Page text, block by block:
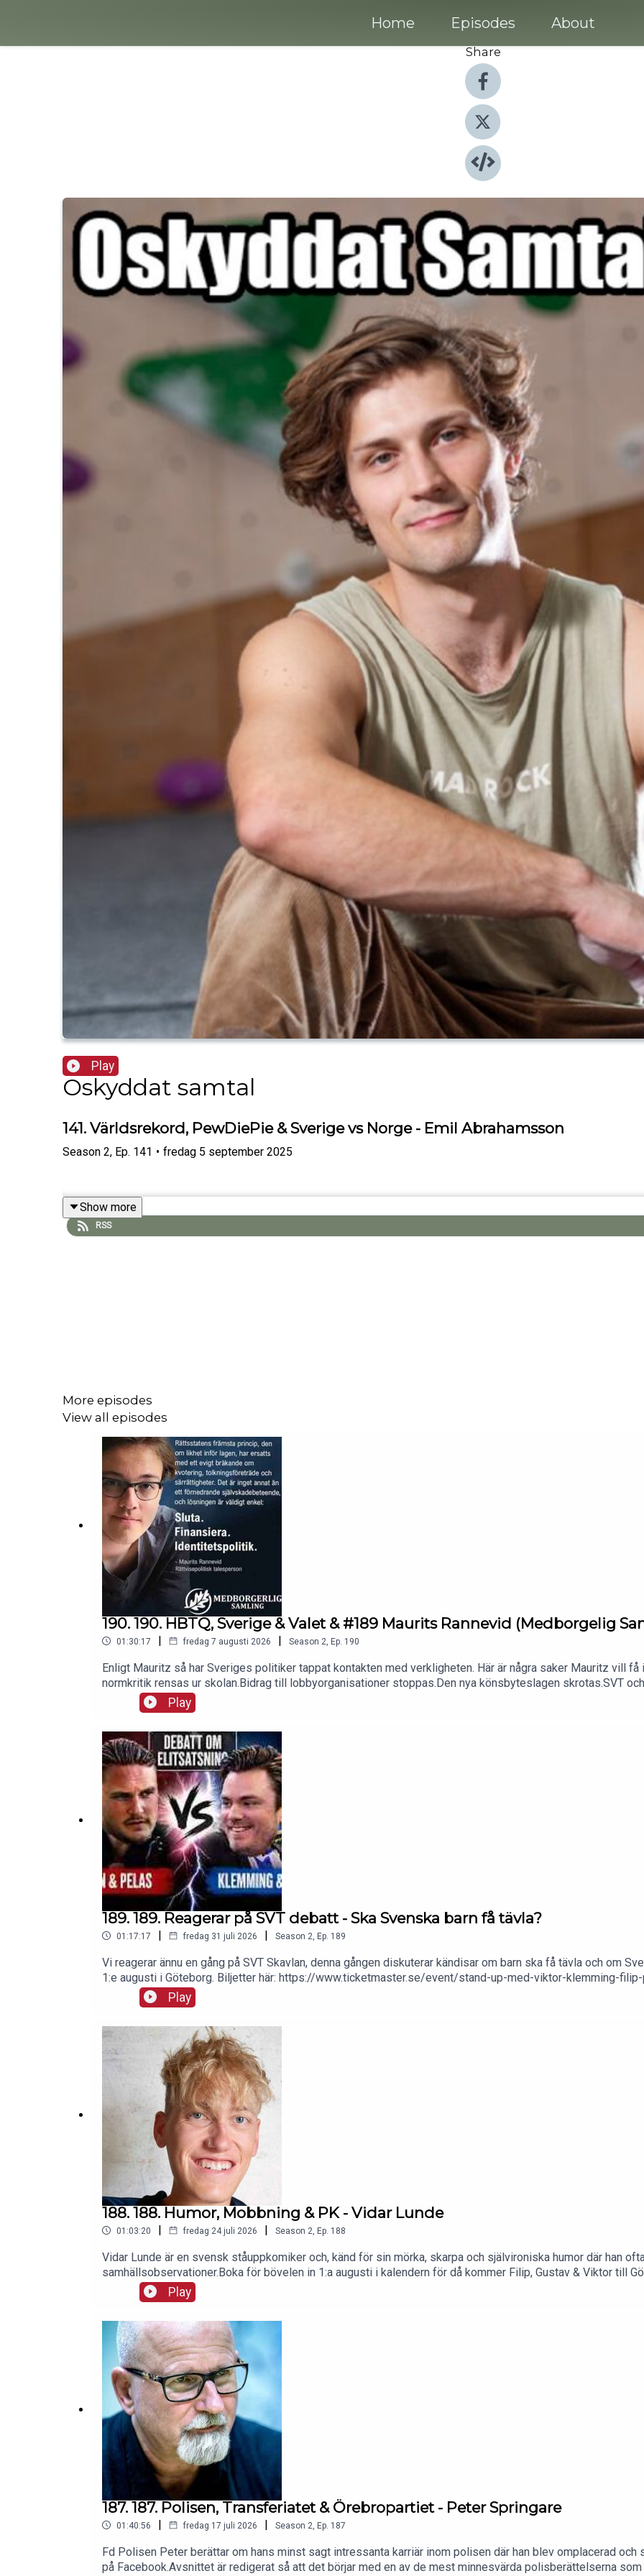
Home Episodes About
Share
Play
Oskyddat samtal
141. Världsrekord, PewDiePie & Sverige vs Norge - Emil Abrahamsson
Season 2, Ep. 141 • fredag 5 september 2025
Show more
RSS
More episodes
View all episodes
190. 190. HBTQ, Sverige & Valet & #189 Maurits Rannevid (Medborgelig
01:30:17 | fredag 7 augusti 2026 | Season 2 Ep. 190
Enligt Mauritz så har Sveriges politiker tappat kontakten med verkligheten. Här är några saker Mauritz vill
normkritik rensas ur skolan.Bidrag till lobbyorganisationer stoppas.Den nya könsbyteslagen skrotas.SVT
stoppas.Finansiering av genusvetenskap avbryts.Vad tyckte du om avsnittet?Vem vill du se som gäst
åtkomst till flera förmåner, bland annat så får du tillgång till avsnitten före alla andra & utan reklam, vi
medier:Gustav:https://www.instagram.com/gustavhardner/https://www.tiktok.com/
tok.com/@ffilippelasViktor:https://www.instagram.com/viktorklemming/https://www.tiktok.com/
Play
189. 189. Reagerar på SVT debatt - Ska Svenska barn få tävla?
01:17:17 | fredag 31 juli 2026 | Season 2 Ep. 189
Vi reagerar ännu en gång på SVT Skavlan, denna gången diskuterar kändisar om barn ska få tävla och om
1:e augusti i Göteborg. Biljetter här: https://www.ticketmaster.se/event/stand-up-med-viktor-klemming-
tyckte du om avsnittet? Vem vill du se som gäst härnäst? Kommentera!Bli medlem i kanalen för att få
till avsnitten före alla andra & utan reklam, vi prioriterar medlemmars förslag på gäster & svarar alltid på
medier:Gustav:https://www.instagram.com/gustavhardner/https://www.tiktok.com/
tok.com/@ffilippelasViktor: https://www.instagram.com/viktorklemming/https://www.tiktok.com/
Play
188. 188. Humor, Mobbning & PK - Vidar Lunde
01:03:20 | fredag 24 juli 2026 | Season 2 Ep. 188
Vidar Lunde är en svensk ståuppkomiker och, känd för sin mörka, skarpa och självironiska humor där han
samhällsobservationer.Boka för bövelen in 1:a augusti i kalendern för då kommer Filip, Gustav & Viktor till
https://www.ticketmaster.se/event/stand-up-med-viktor-klemming-filip-pelas-gustav-hardner-biljetter/
Play
187. 187. Polisen, Transferiatet & Örebropartiet - Peter Springare
01:40:56 | fredag 17 juli 2026 | Season 2, Ep. 187
Fd Polisen Peter berättar om hans minst sagt intressanta karriär inom polisen där han blev omplacerad
på Facebook.Avsnittet är redigerat så att det börjar med en av de mest minnesvärda polisberättelserna